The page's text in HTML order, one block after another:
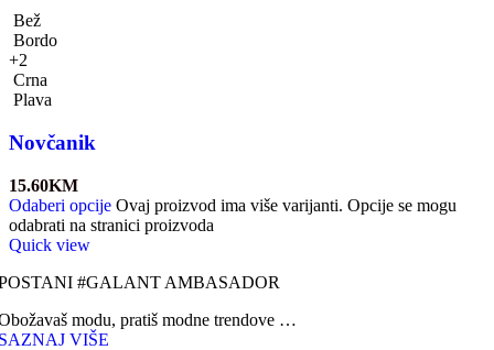
Bež
Bordo
+2
Crna
Plava
Novčanik
15.60KM
Odaberi opcije Ovaj proizvod ima više varijanti. Opcije se mogu
odabrati na stranici proizvoda
Quick view
#GALANT AMBASADOR
modu, pratiš modne trendove …
VIŠE